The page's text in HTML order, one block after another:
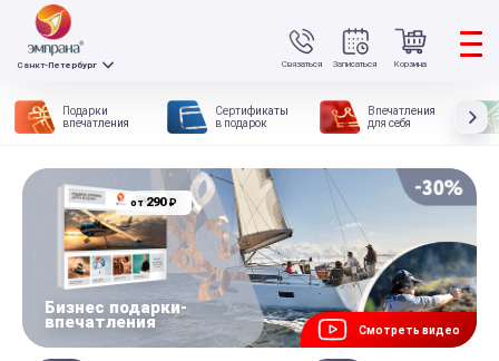
Связаться
Санкт-Петербург Записаться Корзина
Подарки
впечатления
Сертификаты
в подарок
Впечатления
для себя
Смотреть видео
от290₽
Бизнес подарки-
впечатления